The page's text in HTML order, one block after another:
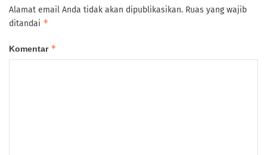
Alamat email Anda tidak akan dipublikasikan. Ruas yang wajib
ditandai *
Komentar *